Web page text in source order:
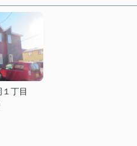
丁目